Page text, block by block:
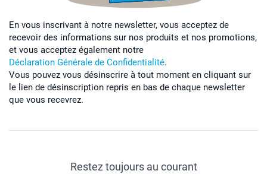
En vous inscrivant à notre newsletter, vous acceptez de
recevoir des informations sur nos produits et nos promotions,
et vous acceptez également notre
Déclaration Générale de Confidentialité.
Vous pouvez vous désinscrire à tout moment en cliquant sur
le lien de désinscription repris en bas de chaque newsletter
que vous recevrez.
Restez toujours au courant